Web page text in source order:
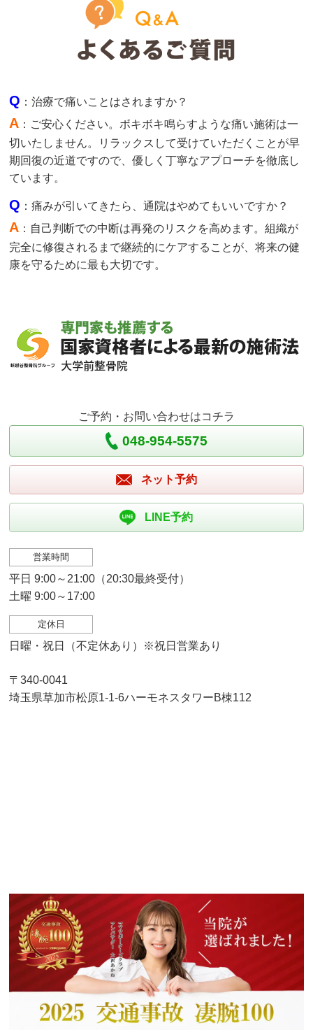
Q ：治療で痛いことはされますか？
A ：ご安心ください。ボキボキ鳴らすような痛い施術は一
切いたしません。リラックスして受けていただくことが早
期回復の近道ですので、優しく丁寧なアプローチを徹底し
ています。
Q ：痛みが引いてきたら、通院はやめてもいいですか？
A ：自己判断での中断は再発のリスクを高めます。組織が
完全に修復されるまで継続的にケアすることが、将来の健
康を守るために最も大切です。
ご予約・お問い合わせはコチラ
048-954-5575
ネット予約
LINE予約
営業時間
平日 9:00～21:00（20:30最終受付）
土曜 9:00～17:00
定休日
日曜・祝日（不定休あり）※祝日営業あり
〒340-0041
埼玉県草加市松原1-1-6ハーモネスタワーB棟112